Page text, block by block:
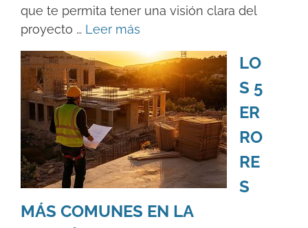
que te permita tener una visión clara del
proyecto … Leer más
LO
S 5
ER
RO
RE
S
MÁS COMUNES EN LA